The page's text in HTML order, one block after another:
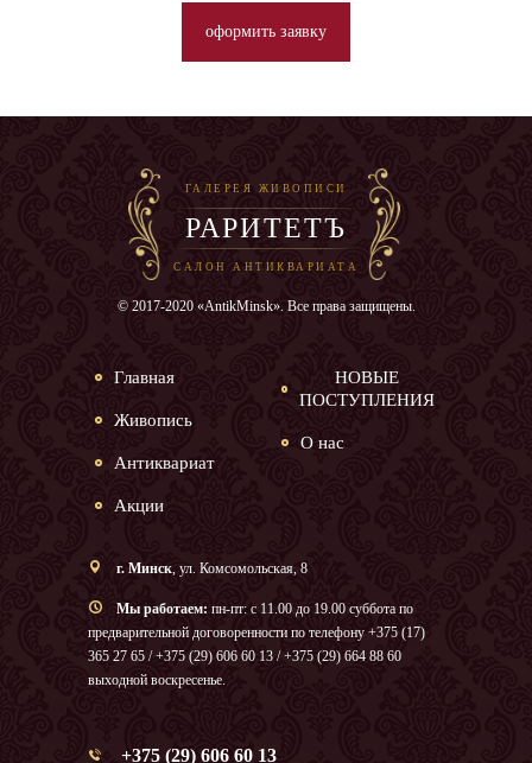
оформить заявку
ГАЛЕРЕЯ ЖИВОПИСИ
РАРИТЕТЪ
САЛОН АНТИКВАРИАТА
© 2017-2020 «AntikMinsk». Все права защищены.
Главная
Живопись
Антиквариат
Акции
НОВЫЕ
ПОСТУПЛЕНИЯ
О нас
г. Минск, ул. Комсомольская, 8
Мы работаем: пн-пт: с 11.00 до 19.00 суббота по
предварительной договоренности по телефону +375 (17)
365 27 65 / +375 (29) 606 60 13 / +375 (29) 664 88 60
выходной воскресенье.
+375 (29) 606 60 13